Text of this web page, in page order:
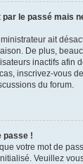
par le passé mais
ait
De plus,
inactifs afin
inscrivez-vous
du forum.
passe !
votre mot de
Veuillez